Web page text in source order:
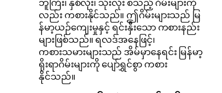
ဘူကြီး၊ နှစ်လုံး၊ သုံးလုံး စသည့် ဂိမ်းများကို
လည်း ကစားနိုင်သည်။ ဤဂိမ်းများသည် မြ
န်မာ့ယဉ်ကျေးမှုနှင့် ရင်းနှီးသော ကစားနည်း
များဖြစ်သည်။ ရလဒ်အနေဖြင့်၊
ကစားသမားများသည် အိမ်မှာနေရင်း မြန်မာ့
ရိုးရာဂိမ်းများကို ပျော်ရွှင်စွာ ကစား
နိုင်သည်။